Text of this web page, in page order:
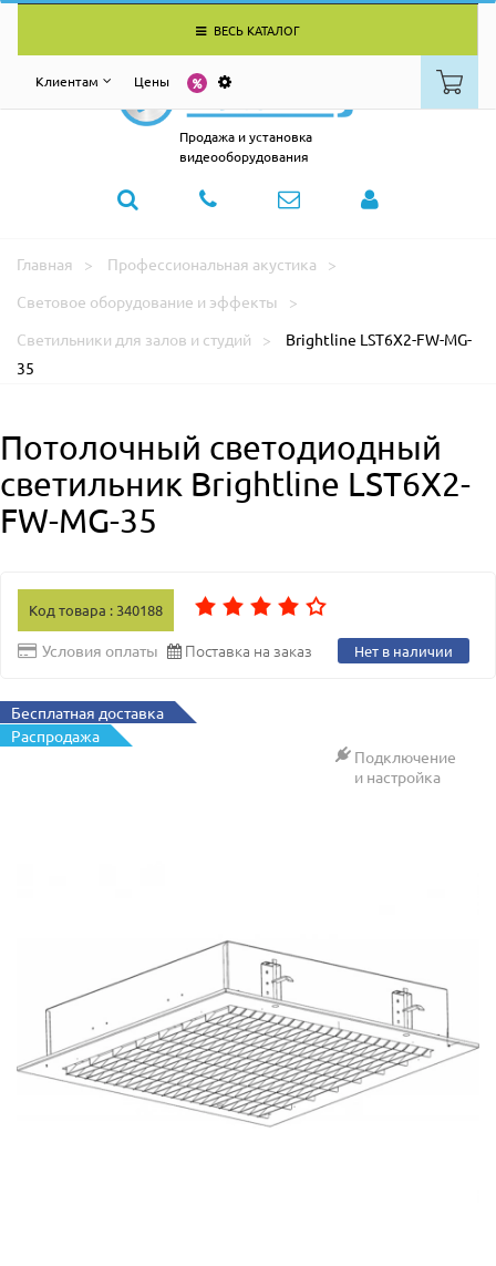
ВЕСЬ КАТАЛОГ
Клиентам Цены
Продажа и установка
видеооборудования
Главная
Профессиональная акустика
Световое оборудование и эффекты
Светильники для залов и студий
Brightline LST6X2-FW-MG-
35
Потолочный светодиодный
светильник Brightline LST6X2-
FW-MG-35
Код товара : 340188
Условия оплаты Поставка на заказ Нет в наличии
Бесплатная доставка
Распродажа
Подключение
и настройка